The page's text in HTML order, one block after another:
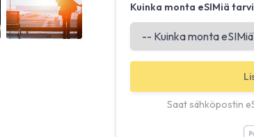
Kuinka monta eSIMiä
Saat sähköpostin